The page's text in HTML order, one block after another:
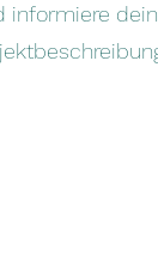
informiere